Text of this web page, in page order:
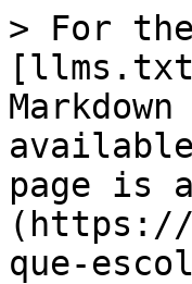
> For
page is
(https://
que-